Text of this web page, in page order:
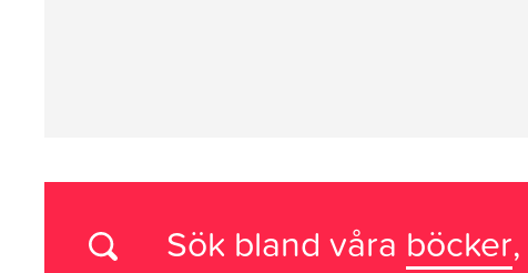
Sök bland våra böcker,